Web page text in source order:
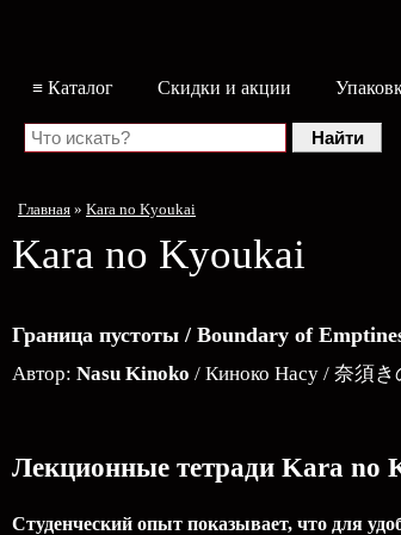
≡ Каталог Скидки и акции
Главная » Kara no Kyoukai
Kara no Kyoukai
Граница пустоты / Boundary of
Автор: Nasu Kinoko / Киноко Насу / 奈須き
Лекционные тетради Kara no
Студенческий опыт показывает, что для